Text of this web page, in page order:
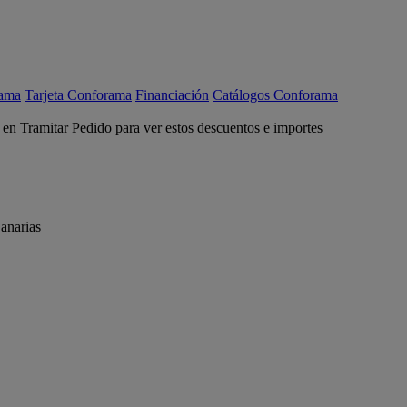
Tarjeta Conforama Financiación Catálogos Conforama
Tramitar Pedido para ver estos descuentos e importes